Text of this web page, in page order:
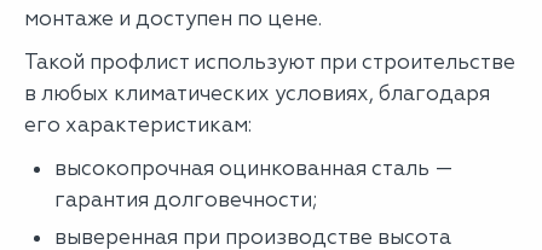
монтаже и доступен по цене.
Такой профлист используют при строительстве
в любых климатических условиях, благодаря
его характеристикам:
высокопрочная оцинкованная сталь —
гарантия долговечности;
выверенная при производстве высота